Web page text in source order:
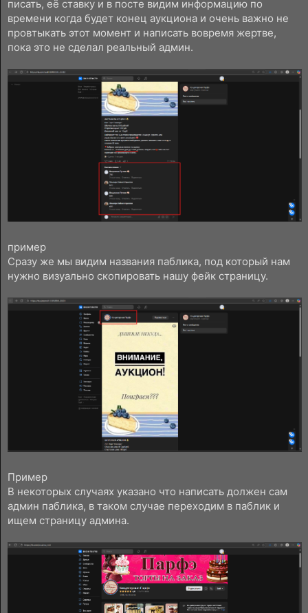
писать, её ставку и в посте видим информацию по
времени когда будет конец аукциона и очень важно не
провтыкать этот момент и написать вовремя жертве,
пока это не сделал реальный админ.
пример
Сразу же мы видим названия паблика, под который нам
нужно визуально скопировать нашу фейк страницу.
Пример
В некоторых случаях указано что написать должен сам
админ паблика, в таком случае переходим в паблик и
ищем страницу админа.